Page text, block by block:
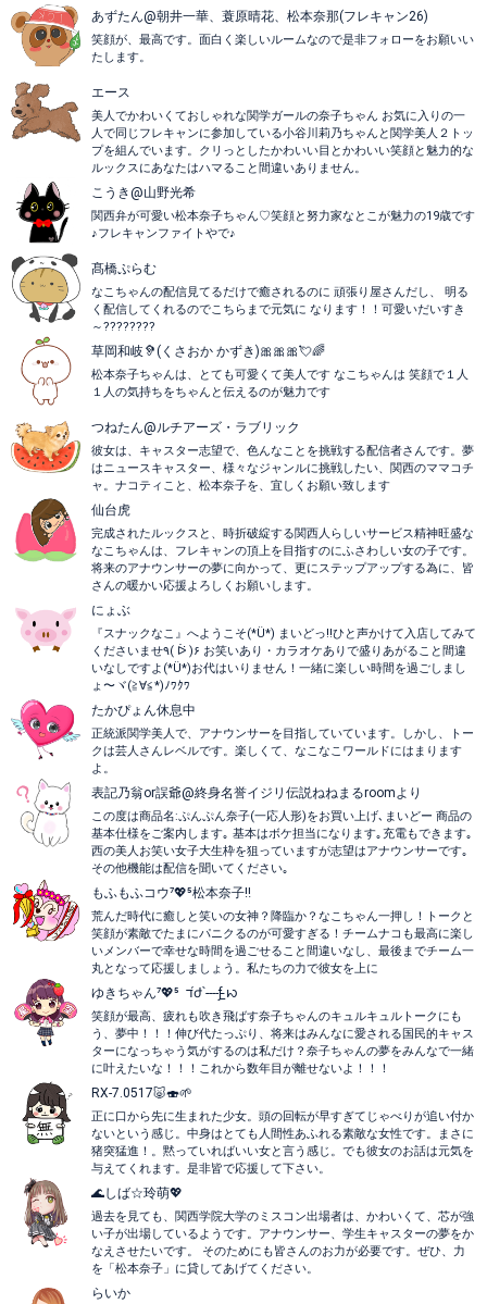
あずたん@朝井一華、蓑原晴花、松本奈那(フレキャン26)
笑顔が、最高です。面白く楽しいルームなので是非フォローをお願いい
たします。
エース
美人でかわいくておしゃれな関学ガールの奈子ちゃん お気に入りの一
人で同じフレキャンに参加している小谷川莉乃ちゃんと関学美人２トッ
プを組んでいます。クリっとしたかわいい目とかわいい笑顔と魅力的な
ルックスにあなたはハマること間違いありません。
こうき@山野光希
関西弁が可愛い松本奈子ちゃん♡笑顔と努力家なとこが魅力の19歳です
♪フレキャンファイトやで♪
髙橋ぷらむ
なこちゃんの配信見てるだけで癒されるのに 頑張り屋さんだし、 明る
く配信してくれるのでこちらまで元気に なります！！可愛いだいすき
～????????
草岡和岐🦻(くさおか かずき)🎀🎀🎀💘🌈
松本奈子ちゃんは、とても可愛くて美人です なこちゃんは 笑顔で１人
１人の気持ちをちゃんと伝えるのが魅力です
つねたん@ルチアーズ・ラブリック
彼女は、キャスター志望で、色んなことを挑戦する配信者さんです。夢
はニュースキャスター、様々なジャンルに挑戦したい、関西のママコチ
ャ。ナコティこと、松本奈子を、宜しくお願い致します
仙台虎
完成されたルックスと、時折破綻する関西人らしいサービス精神旺盛な
なこちゃんは、フレキャンの頂上を目指すのにふさわしい女の子です。
将来のアナウンサーの夢に向かって、更にステップアップする為に、皆
さんの暖かい応援よろしくお願いします。
にょぶ
『スナックなこ』へようこそ(*Ü*) まいどっ!!ひと声かけて入店してみて
くださいませ٩( ᐖ )۶ お笑いあり・カラオケありで盛りあがること間違
いなしですよ(*Ü*)お代はいりません！一緒に楽しい時間を過ごしまし
ょ〜ヾ(≧∀≦*)ﾉﾜｸﾜ
たかぴょん休息中
正統派関学美人で、アナウンサーを目指していています。しかし、トー
クは芸人さんレベルです。楽しくて、なこなこワールドにはまります
よ。
表記乃翁or誤爺@終身名誉イジリ伝説ねねまるroomより
この度は商品名:ぷんぷん奈子(一応人形)をお買い上げ､まいどー 商品の
基本仕様をご案内します｡ 基本はボケ担当になります｡充電もできます｡
西の美人お笑い女子大生枠を狙っていますが志望はアナウンサーです｡
その他機能は配信を聞いてください｡
もふもふコウ⁷💖⁵松本奈子‼️
荒んだ時代に癒しと笑いの女神？降臨か？なこちゃん一押し！トークと
笑顔が素敵でたまにパニクるのが可愛すぎる！チームナコも最高に楽し
いメンバーで幸せな時間を過ごせること間違いなし、最後までチーム一
丸となって応援しましょう。私たちの力で彼女を上に
ゆきちゃん⁷💖⁵ ‎ ‎ד֝ժ՝­­--­--ƒ ̵̲ꩢ
笑顔が最高、疲れも吹き飛ばす奈子ちゃんのキュルキュルトークにも
う、夢中！！！伸び代たっぷり、将来はみんなに愛される国民的キャス
ターになっちゃう気がするのは私だけ？奈子ちゃんの夢をみんなで一緒
に叶えたいな！！！これから数年目が離せないよ！！！
RX-7.0517🐷🍣🌱
正に口から先に生まれた少女。頭の回転が早すぎてじゃべりが追い付か
ないという感じ。中身はとても人間性あふれる素敵な女性です。まさに
猪突猛進！。黙っていればいい女と言う感じ。でも彼女のお話は元気を
与えてくれます。是非皆で応援して下さい。
🌊しば☆玲萌💖
過去を見ても、関西学院大学のミスコン出場者は、かわいくて、芯が強
い子が出場しているようです。アナウンサー、学生キャスターの夢をか
なえさせたいです。 そのためにも皆さんのお力が必要です。ぜひ、力
を「松本奈子」に貸してあげてください。
らいか